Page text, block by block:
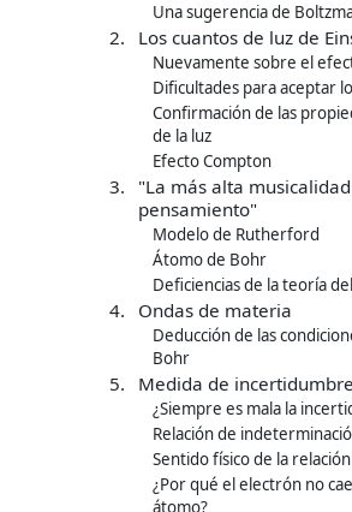
Una sugerencia de
2. Los cuantos de luz de
Nuevamente sobre el
Dificultades para aceptar
Confirmación de las
de la luz
Efecto Compton
3.
"La más alta
pensamiento"
Modelo de Rutherford
Átomo de Bohr
Deficiencias de la teoría
4. Ondas de materia
Deducción de las
Bohr
5. Medida de incertidumbre
¿Siempre es mala la
Relación de
Sentido físico de la
¿Por qué el electrón no
átomo?